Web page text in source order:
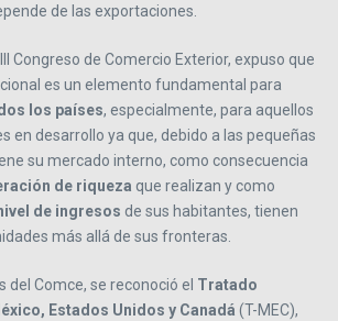
de las exportaciones.
Congreso de Comercio Exterior, expuso que
es un elemento fundamental para
los países, especialmente, para aquellos
en desarrollo ya que, debido a las pequeñas
su mercado interno, como consecuencia
de riqueza que realizan y como
de ingresos de sus habitantes, tienen
más allá de sus fronteras.
del Comce, se reconoció el Tratado
Estados Unidos y Canadá (T-MEC),